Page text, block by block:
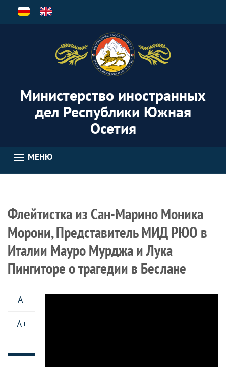
Перейти
Министерство иностранных
дел Республики Южная
Осетия
МЕНЮ
Флейтистка из Сан-Марино Моника
Морони, Представитель МИД РЮО в
Италии Мауро Мурджа и Лука
Пингиторе о трагедии в Беслане
A-
A+